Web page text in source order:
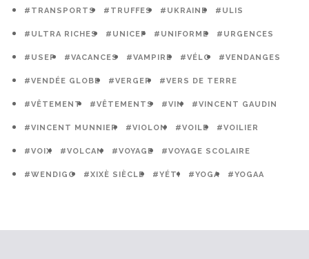
#TRANSPORTS #TRUFFES #UKRAINE #ULIS
#ULTRA RICHES #UNICEF #UNIFORME #URGENCES
#USEP #VACANCES #VAMPIRE #VÉLO #VENDANGES
#VENDÉE GLOBE #VERGER #VERS DE TERRE
#VÊTEMENT #VÊTEMENTS #VIN #VINCENT GAUDIN
#VINCENT MUNNIER #VIOLON #VOILE #VOILIER
#VOIX #VOLCAN #VOYAGE #VOYAGE SCOLAIRE
#WENDIGO #XIXÈ SIÈCLE #YÉTI #YOGA #YOGAA